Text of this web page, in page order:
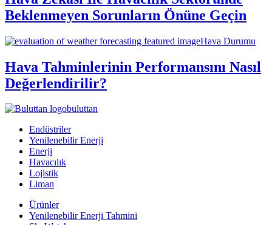
Beklenmeyen Sorunların Önüne Geçin
Hava Durumu
Hava Tahminlerinin Performansını Nasıl
Değerlendirilir?
buluttan
Endüstriler
Yenilenebilir Enerji
Enerji
Havacılık
Lojistik
Liman
Ürünler
Yenilenebilir Enerji Tahmini